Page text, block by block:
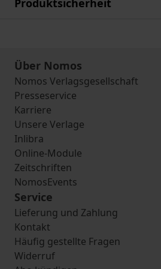
Produktsicherheit
Über Nomos
Nomos Verlagsgesellschaft
Presseservice
Karriere
Unsere Verlage
Inlibra
Online-Module
Zeitschriften
NomosEvents
Service
Lieferung und Zahlung
Kontakt
Häufig gestellte Fragen
Widerruf